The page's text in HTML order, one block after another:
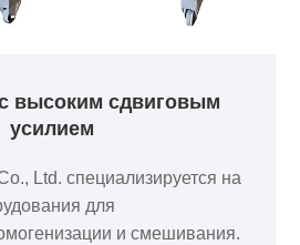
высоким сдвиговым
усилием
Ltd. специализируется на
для
и смешивания.